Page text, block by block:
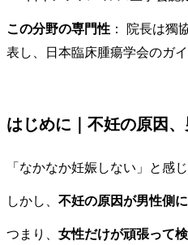
この分野の専門性 ： 院長は獨
表し、日本臨床腫瘍学会のガ
はじめに｜不妊の原因
「なかなか妊娠しない」と感
しかし、 不妊の原因が男性側
つまり、 女性だけが頑張って